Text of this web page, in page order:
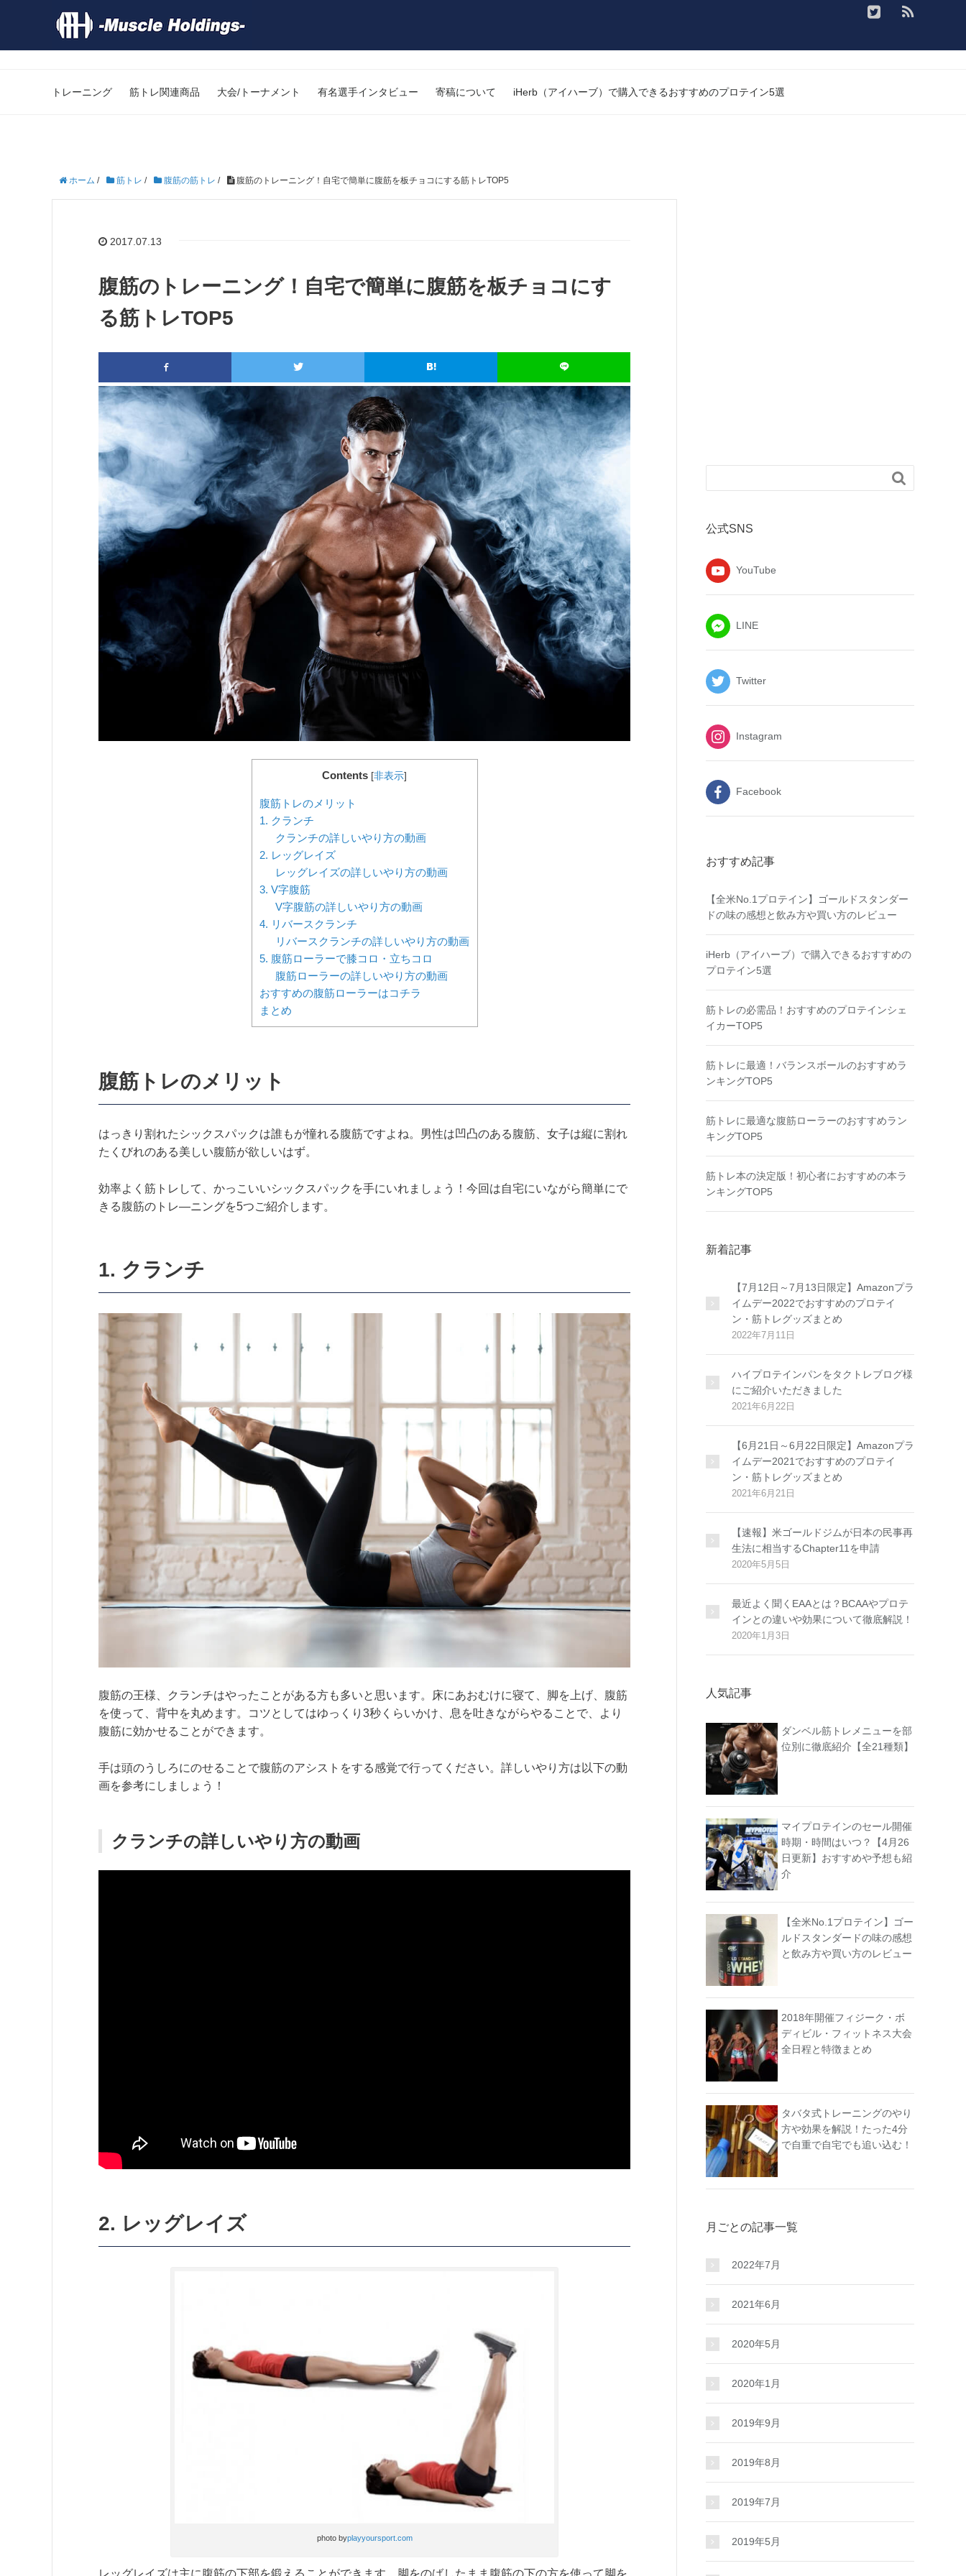
トレーニング 筋トレ関連商品 大会/トーナメント 有名選手インタビュー 寄稿について iHerb（アイハーブ）で購入できるおすすめのプロテイン5選
ホーム / 筋トレ / 腹筋の筋トレ / 腹筋のトレーニング！自宅で簡単に腹筋を板チョコにする筋トレTOP5
2017.07.13
腹筋のトレーニング！自宅で簡単に腹筋を板チョコにす
る筋トレTOP5
Contents [非表示]
腹筋トレのメリット
1. クランチ
クランチの詳しいやり方の動画
2. レッグレイズ
レッグレイズの詳しいやり方の動画
3. V字腹筋
V字腹筋の詳しいやり方の動画
4. リバースクランチ
リバースクランチの詳しいやり方の動画
5. 腹筋ローラーで膝コロ・立ちコロ
腹筋ローラーの詳しいやり方の動画
おすすめの腹筋ローラーはコチラ
まとめ
腹筋トレのメリット
はっきり割れたシックスパックは誰もが憧れる腹筋ですよね。男性は凹凸のある腹筋、女子は縦に割れ
たくびれのある美しい腹筋が欲しいはず。
効率よく筋トレして、かっこいいシックスパックを手にいれましょう！今回は自宅にいながら簡単にで
きる腹筋のトレ―ニングを5つご紹介します。
1. クランチ
腹筋の王様、クランチはやったことがある方も多いと思います。床にあおむけに寝て、脚を上げ、腹筋
を使って、背中を丸めます。コツとしてはゆっくり3秒くらいかけ、息を吐きながらやることで、より
腹筋に効かせることができます。
手は頭のうしろにのせることで腹筋のアシストをする感覚で行ってください。詳しいやり方は以下の動
画を参考にしましょう！
クランチの詳しいやり方の動画
2. レッグレイズ
photo byplayyoursport.com

公式SNS
YouTube
LINE
Twitter
Instagram
Facebook
おすすめ記事
【全米No.1プロテイン】ゴールドスタンダー
ドの味の感想と飲み方や買い方のレビュー
iHerb（アイハーブ）で購入できるおすすめの
プロテイン5選
筋トレの必需品！おすすめのプロテインシェ
イカーTOP5
筋トレに最適！バランスボールのおすすめラ
ンキングTOP5
筋トレに最適な腹筋ローラーのおすすめラン
キングTOP5
筋トレ本の決定版！初心者におすすめの本ラ
ンキングTOP5
新着記事
【7月12日～7月13日限定】Amazonプラ
イムデー2022でおすすめのプロテイ
ン・筋トレグッズまとめ
2022年7月11日
ハイプロテインパンをタクトレブログ様
にご紹介いただきました
2021年6月22日
【6月21日～6月22日限定】Amazonプラ
イムデー2021でおすすめのプロテイ
ン・筋トレグッズまとめ
2021年6月21日
【速報】米ゴールドジムが日本の民事再
生法に相当するChapter11を申請
2020年5月5日
最近よく聞くEAAとは？BCAAやプロテ
インとの違いや効果について徹底解説！
2020年1月3日
人気記事
ダンベル筋トレメニューを部
位別に徹底紹介【全21種類】
マイプロテインのセール開催
時期・時間はいつ？【4月26
日更新】おすすめや予想も紹
介
【全米No.1プロテイン】ゴー
ルドスタンダードの味の感想
と飲み方や買い方のレビュー
2018年開催フィジーク・ボ
ディビル・フィットネス大会
全日程と特徴まとめ
タバタ式トレーニングのやり
方や効果を解説！たった4分
で自重で自宅でも追い込む！
月ごとの記事一覧
2022年7月
2021年6月
2020年5月
2020年1月
2019年9月
2019年8月
2019年7月
2019年5月